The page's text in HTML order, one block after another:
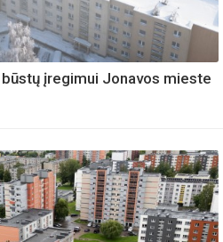
įregimui Jonavos mieste